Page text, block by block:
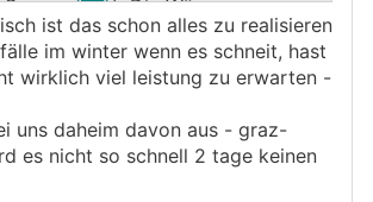
usw.). Die Wärmepumpe
ganzen Tag - sondern vielleicht
pro Tag (wenn es extrem kalt ist
mal 8 Stunden). Und der unter
Strom (auch im Winter) sollte ja
bringen. Im Notfall
reichen, würde die
nur 3 Stunden laufen (hat es halt
ist das schon alles zu realisieren
im winter wenn es schneit, hast
wirklich viel leistung zu erwarten -
uns daheim davon aus - graz-
es nicht so schnell 2 tage keinen